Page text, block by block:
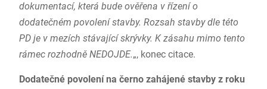
dokumentací, která bude ověřena v řízení o
dodatečném povolení stavby. Rozsah stavby dle této
PD je v mezích stávající skrývky. K zásahu mimo tento
rámec rozhodně NEDOJDE.„, konec citace.
Dodatečné povolení na černo zahájené stavby z roku